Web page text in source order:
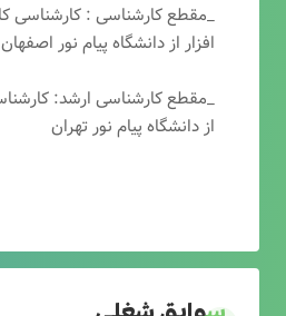
_مقطع کارشناسی : کارشناسی
افزار از دانشگاه پیام نور اصفهان
از دانشگاه پیام نور تهران